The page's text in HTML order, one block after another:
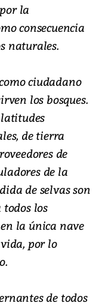
la
consecuencia
naturales.
ciudadano
los bosques.
latitudes
de tierra
de
de la
de selvas son
todos los
la única nave
por lo
de todos